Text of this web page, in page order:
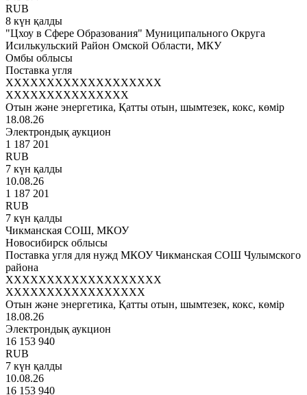
RUB
8 күн қалды
"Цхоу в Сфере Образования" Муниципального Округа
Исилькульский Район Омской Области, МКУ
Омбы облысы
Поставка угля
XXXXXXXXXXXXXXXXXXX
XXXXXXXXXXXXXXX
Отын және энергетика, Қатты отын, шымтезек, кокс, көмір
18.08.26
Электрондық аукцион
1 187 201
RUB
7 күн қалды
10.08.26
1 187 201
RUB
7 күн қалды
Чикманская СОШ, МКОУ
Новосибирск облысы
Поставка угля для нужд МКОУ Чикманская СОШ Чулымского
района
XXXXXXXXXXXXXXXXXXX
XXXXXXXXXXXXXXXXX
Отын және энергетика, Қатты отын, шымтезек, кокс, көмір
18.08.26
Электрондық аукцион
16 153 940
RUB
7 күн қалды
10.08.26
16 153 940